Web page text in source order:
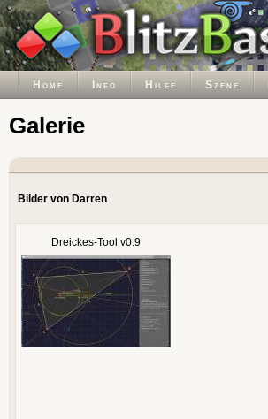
Home Info Hilfe Szene
Galerie
Bilder von Darren
Dreickes-Tool v0.9